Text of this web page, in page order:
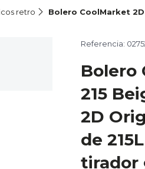
retro Bolero CoolMarket 2D
Referencia:
Bolero
215
2D
de
tirador